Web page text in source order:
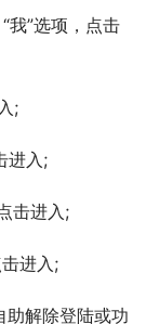
”选项，点击
;
进入;
击进入;
进入;
解除登陆或功